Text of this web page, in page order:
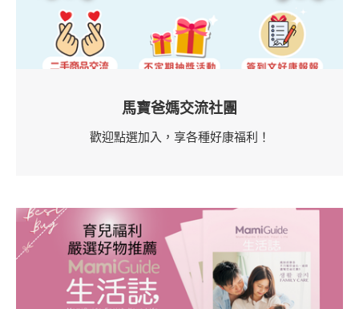
馬寶爸媽交流社團
歡迎點選加入，享各種好康福利！